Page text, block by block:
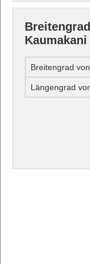
Kaumakani
Breitengrad
Längengrad